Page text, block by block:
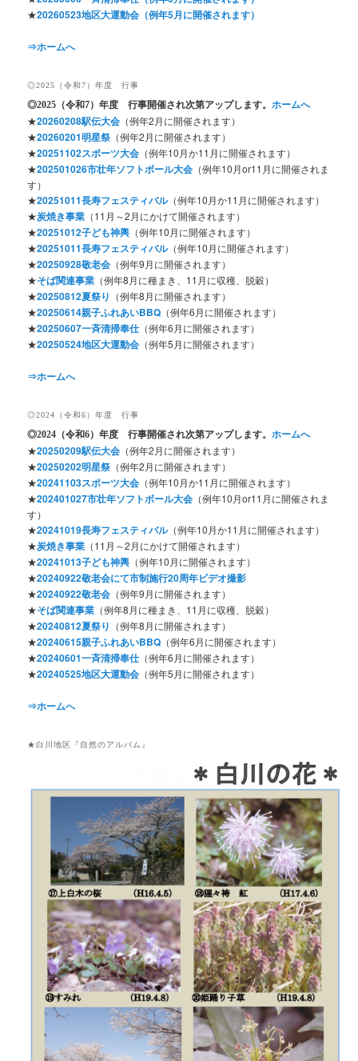
★20260523地区大運動会（例年5月に開催されます）
⇒ホームへ
◎2025（令和7）年度 行事
◎2025 （令和7）年度 行事開催され次第アップします。ホームへ
★20260208駅伝大会 （例年2月に開催されます）
★20260201明星祭 （例年2月に開催されます）
★20251102スポーツ大会 （例年10月か11月に開催されます）
★202501026市壮年ソフトボール大会 （例年10月or11月に開催されま
す）
★20251011長寿フェスティバル（例年10月か11月に開催されます）
★炭焼き事業 （11月～2月にかけて開催されます）
★20251012子ども神輿 （例年10月に開催されます）
★20251011長寿フェスティバル（例年10月に開催されます）
★20250928敬老会 （例年9月に開催されます）
★そば関連事業 （例年8月に種まき、11月に収穫、脱穀）
★20250812夏祭り （例年8月に開催されます）
★20250614親子ふれあいBBQ （例年6月に開催されます）
★20250607一斉清掃奉仕（例年6月に開催されます）
★20250524地区大運動会 （例年5月に開催されます）
⇒ホームへ
◎2024（令和6）年度 行事
◎2024 （令和6）年度 行事開催され次第アップします。ホームへ
★20250209駅伝大会 （例年2月に開催されます）
★20250202明星祭 （例年2月に開催されます）
★20241103スポーツ大会 （例年10月か11月に開催されます）
★202401027市壮年ソフトボール大会 （例年10月or11月に開催されま
す）
★20241019長寿フェスティバル（例年10月か11月に開催されます）
★炭焼き事業 （11月～2月にかけて開催されます）
★20241013子ども神輿 （例年10月に開催されます）
★20240922敬老会にて市制施行20周年ビデオ撮影
★20240922敬老会 （例年9月に開催されます）
★そば関連事業 （例年8月に種まき、11月に収穫、脱穀）
★20240812夏祭り （例年8月に開催されます）
★20240615親子ふれあいBBQ （例年6月に開催されます）
★20240601一斉清掃奉仕（例年6月に開催されます）
★20240525地区大運動会 （例年5月に開催されます）
⇒ホームへ
★白川地区『自然のアルバム』